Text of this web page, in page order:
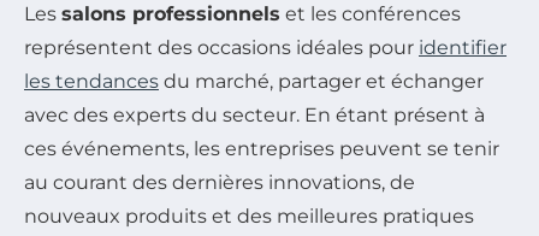
Les salons professionnels et les conférences
représentent des occasions idéales pour identifier
les tendances du marché, partager et échanger
avec des experts du secteur. En étant présent à
ces événements, les entreprises peuvent se tenir
au courant des dernières innovations, de
nouveaux produits et des meilleures pratiques